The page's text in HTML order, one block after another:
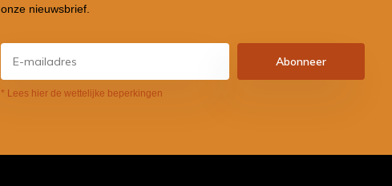
onze nieuwsbrief.
Abonneer
* Lees hier de wettelijke beperkingen